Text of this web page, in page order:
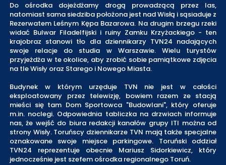
Do ośrodka dojeżdżamy drogą prowadzącą przez las,
natomiast sama siedziba położona jest nad Wisłą i sąsiaduje z
Rezerwatem Leśnym Kępa Bazarowa. Na drugim brzegu rzeki
widać Bulwar Filadelfijski i ruiny Zamku Krzyżackiego - ten
krajobraz stanowi tło dla dziennikarzy TVN24 nadających
swoje relacje do studia w Warszawie. Wielu turystów
przyjeżdża w te okolice, aby zrobić sobie pamiątkowe zdjęcia
na tle Wisły oraz Starego i Nowego Miasta.
Budynek w którym urzęduje TVN nie jest w całości
eksploatowany przez telewizję, bowiem razem ze stacją
mieści się tam Dom Sportowca "Budowlani", który oferuje
m.in. noclegi. Odpowiednia tabliczka na drzwiach informuje
nas, że wejść do biura redakcji kanałów grupy ITI można od
strony Wisły. Toruńscy dziennikarze TVN mają także specjalne
oznakowane swoje miejsce parkingowe. Toruński oddział
TVN24 reprezentuje obecnie Mariusz Sidorkiewicz, który
jednocześnie jest szefem ośrodka regionalnego Toruń.